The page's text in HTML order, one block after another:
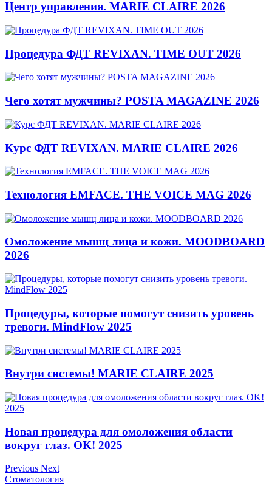
Центр управления. MARIE CLAIRE 2026
Процедура ФДТ REVIXAN. TIME OUT 2026
Чего хотят мужчины? POSTA MAGAZINE 2026
Курс ФДТ REVIXAN. MARIE CLAIRE 2026
Технология EMFACE. THE VOICE MAG 2026
Омоложение мышц лица и кожи. MOODBOARD
2026
Процедуры, которые помогут снизить уровень
тревоги. MindFlow 2025
Внутри системы! MARIE CLAIRE 2025
Новая процедура для омоложения области
вокруг глаз. OK! 2025
Previous Next
Стоматология